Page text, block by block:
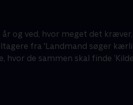
og ved, hvor meget det
fra 'Landmand søger
hvor de sammen skal finde